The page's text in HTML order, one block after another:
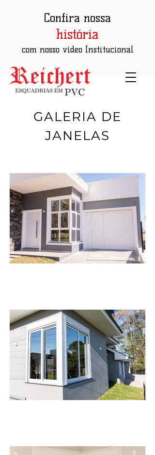
Confira nossa
história
com nosso vídeo Institucional
GALERIA DE
JANELAS